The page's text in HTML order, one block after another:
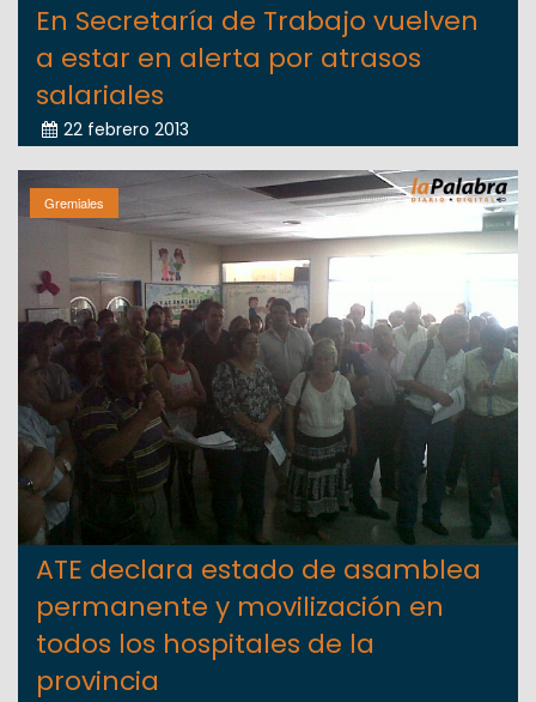
En Secretaría de Trabajo vuelven
a estar en alerta por atrasos
salariales
22 febrero 2013
Gremiales
ATE declara estado de asamblea
permanente y movilización en
todos los hospitales de la
provincia